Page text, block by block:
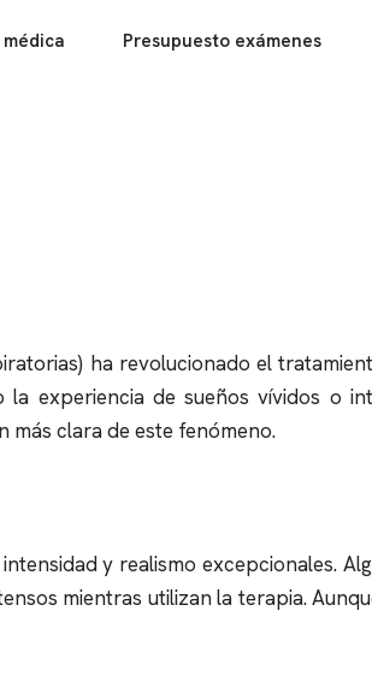
Presupuesto exámenes
ha revolucionado el
experiencia de sueños vívidos o
más clara de este fenómeno.
y realismo excepcionales.
mientras utilizan la terapia.